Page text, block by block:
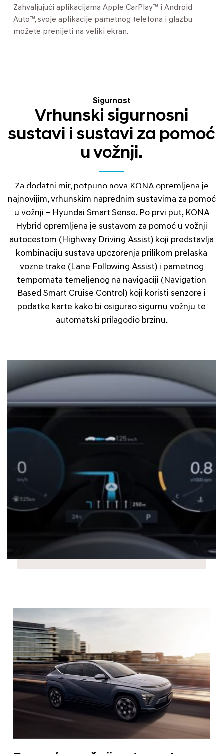
Zahvaljujući aplikacijama Apple CarPlay™ i Android
Auto™, svoje aplikacije pametnog telefona i glazbu
možete prenijeti na veliki ekran.
Sigurnost
Vrhunski sigurnosni
sustavi i sustavi za pomoć
u vožnji.
Za dodatni mir, potpuno nova KONA opremljena je
najnovijim, vrhunskim naprednim sustavima za pomoć
u vožnji – Hyundai Smart Sense. Po prvi put, KONA
Hybrid opremljena je sustavom za pomoć u vožnji
autocestom (Highway Driving Assist) koji predstavlja
kombinaciju sustava upozorenja prilikom prelaska
vozne trake (Lane Following Assist) i pametnog
tempomata temeljenog na navigaciji (Navigation
Based Smart Cruise Control) koji koristi senzore i
podatke karte kako bi osigurao sigurnu vožnju te
automatski prilagodio brzinu.